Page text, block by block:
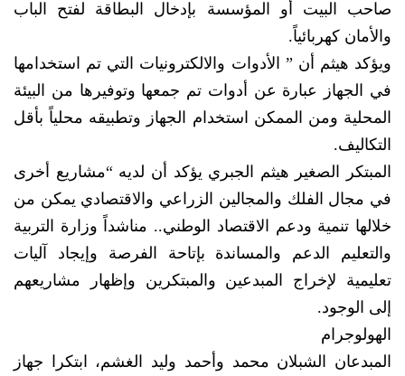
صاحب البيت أو المؤسسة بإدخال البطاقة لفتح الباب
والأمان كهربائياً.
ويؤكد هيثم أن ” الأدوات والالكترونيات التي تم استخدامها
في الجهاز عبارة عن أدوات تم جمعها وتوفيرها من البيئة
المحلية ومن الممكن استخدام الجهاز وتطبيقه محلياً بأقل
التكاليف.
المبتكر الصغير هيثم الجبري يؤكد أن لديه “مشاريع أخرى
في مجال الفلك والمجالين الزراعي والاقتصادي يمكن من
خلالها تنمية ودعم الاقتصاد الوطني.. مناشداً وزارة التربية
والتعليم الدعم والمساندة بإتاحة الفرصة وإيجاد آليات
تعليمية لإخراج المبدعين والمبتكرين وإظهار مشاريعهم
إلى الوجود.
الهولوجرام
المبدعان الشبلان محمد وأحمد وليد الغشم، ابتكرا جهاز